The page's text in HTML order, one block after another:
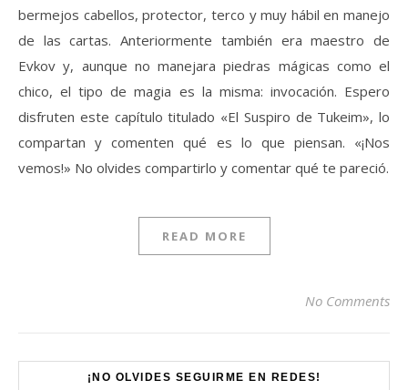
bermejos cabellos, protector, terco y muy hábil en manejo
de las cartas. Anteriormente también era maestro de
Evkov y, aunque no manejara piedras mágicas como el
chico, el tipo de magia es la misma: invocación. Espero
disfruten este capítulo titulado «El Suspiro de Tukeim», lo
compartan y comenten qué es lo que piensan. «¡Nos
vemos!» No olvides compartirlo y comentar qué te pareció.
READ MORE
No Comments
¡NO OLVIDES SEGUIRME EN REDES!
Set Youtube Channel ID